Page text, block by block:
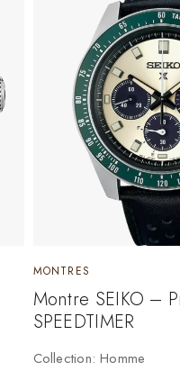
MONTRES
Montre SEIKO –
SPEEDTIMER
Collection: Homme